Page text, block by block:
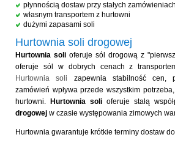
płynnością dostaw przy stałych
własnym transportem z hurtowni
dużymi zapasami soli
Hurtownia soli drogowej
Hurtownia soli oferuje sól drogową z
oferuje sól w dobrych cenach z
Hurtownia soli zapewnia stabilność cen,
zamówień wpływa przede wszystkim
hurtowni.
Hurtownia soli oferuje stałą
drogowej w czasie występowania zimowych
Hurtownia gwarantuje krótkie terminy dostaw